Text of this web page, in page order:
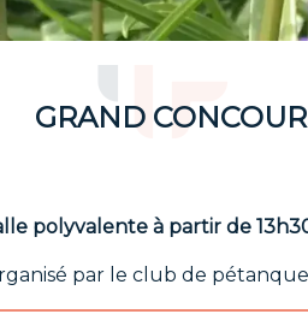
GRAND
polyvalente à partir de
par le club de pétanque